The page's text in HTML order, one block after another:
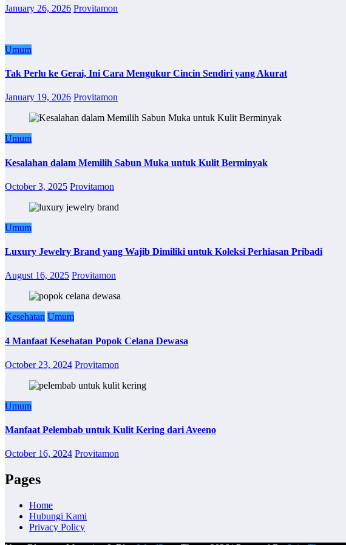
January 26, 2026 Provitamon
Umum
Tak Perlu ke Gerai, Ini Cara Mengukur Cincin Sendiri yang Akurat
January 19, 2026 Provitamon
Umum
Kesalahan dalam Memilih Sabun Muka untuk Kulit Berminyak
October 3, 2025 Provitamon
Umum
Luxury Jewelry Brand yang Wajib Dimiliki untuk Koleksi Perhiasan Pribadi
August 16, 2025 Provitamon
Kesehatan Umum
4 Manfaat Kesehatan Popok Celana Dewasa
October 23, 2024 Provitamon
Umum
Manfaat Pelembab untuk Kulit Kering dari Aveeno
October 16, 2024 Provitamon
Pages
Home
Hubungi Kami
Privacy Policy